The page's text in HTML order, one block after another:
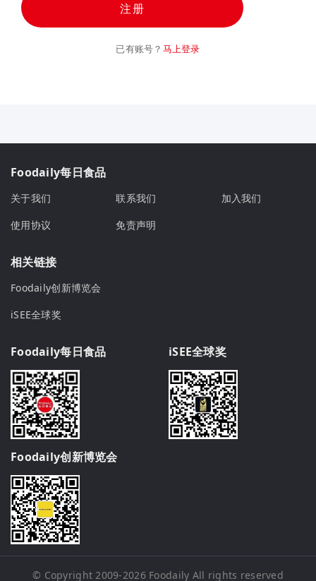
注册
已有账号？ 马上登录
Foodaily每日食品
关于我们 联系我们
加入我们
使用协议
免责声明
相关链接
Foodaily创新博览会
iSEE全球奖
Foodaily每日食品 iSEE全球奖
Foodaily创新博览会
© Copyright 2009-2026 Foodaily All rights reserved